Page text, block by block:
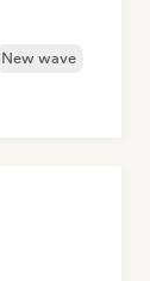
New wave